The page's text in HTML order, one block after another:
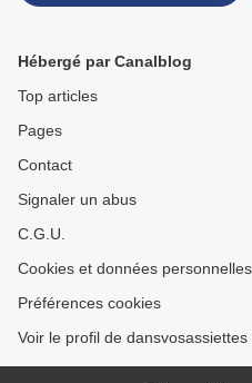
Hébergé par Canalblog
Top articles
Pages
Contact
Signaler un abus
C.G.U.
Cookies et données personnelles
Préférences cookies
Voir le profil de